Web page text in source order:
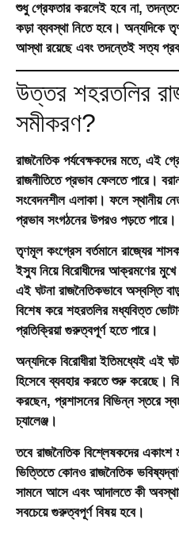
শুধু গ্রেফতার করলেই হবে না,
কড়া ব্যবস্থা নিতে হবে।
আস্থা রয়েছে এবং তদন্তেই সত্য
উত্তর শহরতলির
সমীকরণ?
রাজনৈতিক পর্যবেক্ষকদের মতে, এই
রাজনীতিতে প্রভাব ফেলতে পারে।
সংবেদনশীল এলাকা। ফলে স্থানীয়
প্রভাব সংগঠনের উপরও পড়তে পারে।
তৃণমূল কংগ্রেস বর্তমানে রাজ্যের
ইস্যু নিয়ে বিরোধীদের আক্রমণের
এই ঘটনা রাজনৈতিকভাবে অস্বস্তি
বিশেষ করে শহরতলির মধ্যবিত্ত
প্রতিক্রিয়া গুরুত্বপূর্ণ হতে পারে।
অন্যদিকে বিরোধীরা ইতিমধ্যেই এই
হিসেবে ব্যবহার করতে শুরু করেছে।
করছেন, প্রশাসনের বিভিন্ন স্তরে
চ্যালেঞ্জ।
তবে রাজনৈতিক বিশ্লেষকদের
ভিত্তিতে কোনও রাজনৈতিক
সামনে আসে এবং আদালতে কী
সবচেয়ে গুরুত্বপূর্ণ বিষয় হবে।